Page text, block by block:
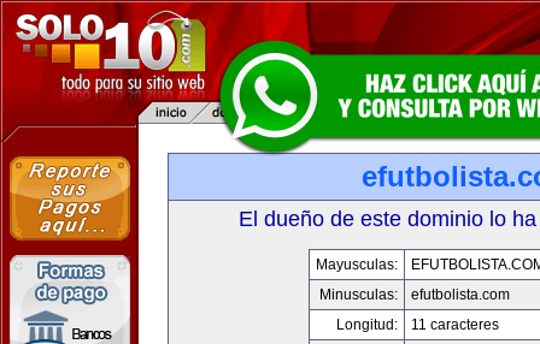
El dueño de este dominio lo
Mayusculas:
Minusculas:
efutbolista.com
Longitud:
11 caracteres